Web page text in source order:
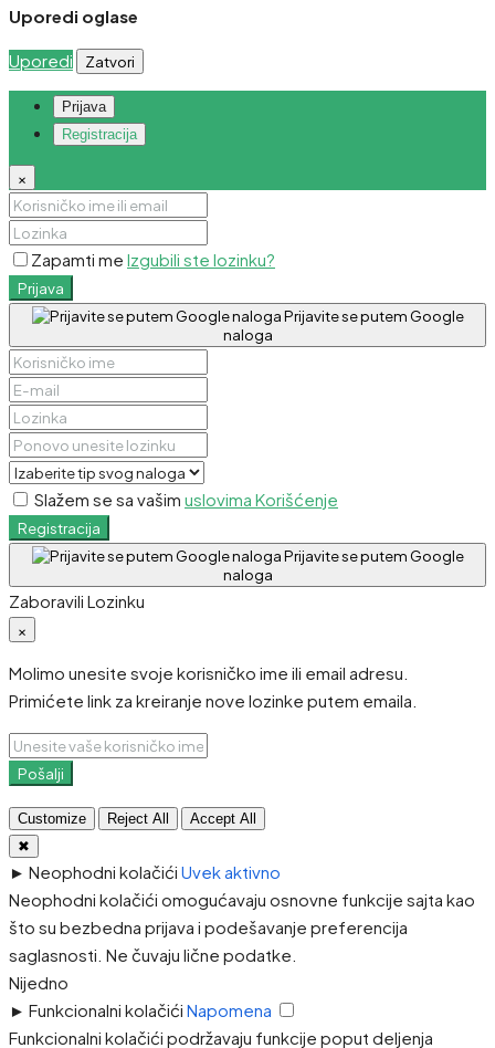
Uporedi oglase
Uporedi Zatvori
Prijava
Registracija
×
Zapamti me Izgubili ste lozinku?
Prijava
Prijavite se putem Google
naloga
Slažem se sa vašim uslovima Korišćenje
Registracija
Prijavite se putem Google
naloga
Zaboravili Lozinku
×
Molimo unesite svoje korisničko ime ili email adresu.
Primićete link za kreiranje nove lozinke putem emaila.
Pošalji
Customize Reject All
Accept All
✖
► Neophodni kolačići Uvek aktivno
Neophodni kolačići omogućavaju osnovne funkcije sajta kao
što su bezbedna prijava i podešavanje preferencija
saglasnosti. Ne čuvaju lične podatke.
Nijedno
► Funkcionalni kolačići Napomena
Funkcionalni kolačići podržavaju funkcije poput deljenja